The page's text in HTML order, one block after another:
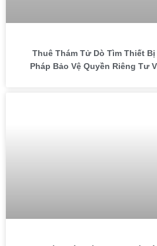
Thuê Thám Tử Dò Tìm Thiết
Pháp Bảo Vệ Quyền Riêng Tư